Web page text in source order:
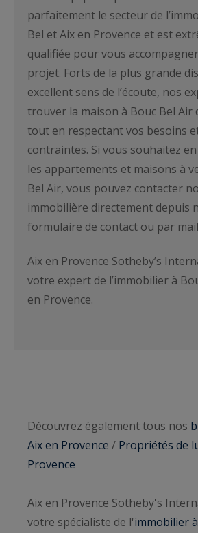
parfaitement le secteur de
Bel et Aix en Provence et est
qualifiée pour vous
projet. Forts de la plus grande
excellent sens de l’écoute, nos
trouver la maison à Bouc Bel Air
tout en respectant vos besoins
contraintes. Si vous souhaitez
les appartements et maisons à
Bel Air, vous pouvez contacter
immobilière directement depuis
formulaire de contact ou par
Aix en Provence Sotheby’s
votre expert de l’immobilier à
en Provence.
Découvrez également tous nos
Aix en Provence / Propriétés de
Provence
Aix en Provence Sotheby's
votre spécialiste de l'immobilier